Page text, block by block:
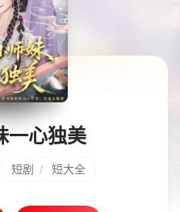
记录
一心独美
短剧 / 短大全